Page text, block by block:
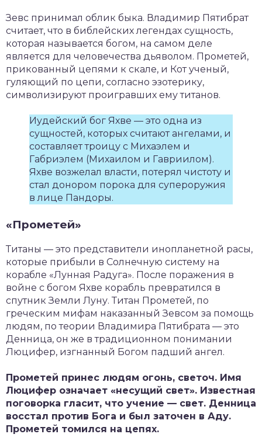
Зевс принимал облик быка. Владимир Пятибрат
считает, что в библейских легендах сущность,
которая называется богом, на самом деле
является для человечества дьяволом. Прометей,
прикованный цепями к скале, и Кот ученый,
гуляющий по цепи, согласно эзотерику,
символизируют проигравших ему титанов.
Иудейский бог Яхве — это одна из
сущностей, которых считают ангелами, и
составляет троицу с Михаэлем и
Габриэлем (Михаилом и Гавриилом).
Яхве возжелал власти, потерял чистоту и
стал донором порока для супероружия
в лице Пандоры.
«Прометей»
Титаны — это представители инопланетной расы,
которые прибыли в Солнечную систему на
корабле «Лунная Радуга». После поражения в
войне с богом Яхве корабль превратился в
спутник Земли Луну. Титан Прометей, по
греческим мифам наказанный Зевсом за помощь
людям, по теории Владимира Пятибрата — это
Денница, он же в традиционном понимании
Люцифер, изгнанный Богом падший ангел.
Прометей принес людям огонь, светоч. Имя
Люцифер означает «несущий свет». Известная
поговорка гласит, что учение — свет. Денница
восстал против Бога и был заточен в Аду.
Прометей томился на цепях.